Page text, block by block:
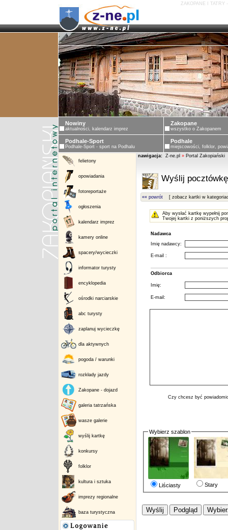
ZAKOPANE I TATRY
Nowiny
aktualności, kalendarz imprez
Zakopane
wszystko o Zakopanem
Podhale-Sport
Podhale-Sport - sport na Podhalu
Podhale
miejscowości, folklor,
felietony
opowiadania
fotoreportaże
ogłoszenia
kalendarz imprez
kamery online
spacery/wycieczki
informator turysty
encyklopedia
ośrodki narciarskie
abc turysty
zaplanuj wycieczkę
dla aktywnych
pogoda / warunki
rozkłady jazdy
Zakopane - dojazd
galeria tatrzańska
wasze galerie
wyślij kartkę
konkursy
folklor
kultura i sztuka
imprezy regionalne
baza turystyczna
nawigacja: Z-ne.pl » Portal Zakopiański
Wyślij
«« powrót [ zobacz kartki w
Aby wysłać kartkę wypełnij
Twojej kartki z poniższych
Nadawca
Imię nadawcy:
E-mail :
Odbiorca
Imię:
E-mail:
Czy chcesz być
Wybierz szablon
Liściasty Stary